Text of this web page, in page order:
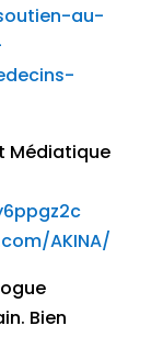
au-
Médiatique
AKINA/
Bien